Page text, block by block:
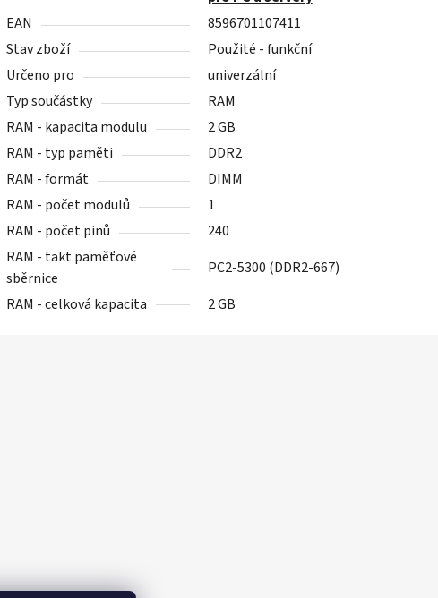
EAN
8596701107411
Stav zboží
Použité - funkční
Určeno pro
univerzální
Typ součástky
RAM
RAM - kapacita modulu
2 GB
RAM - typ paměti
DDR2
RAM - formát
DIMM
RAM - počet modulů
1
RAM - počet pinů
240
RAM - takt paměťové
sběrnice
PC2-5300 (DDR2-667)
RAM - celková kapacita
2 GB